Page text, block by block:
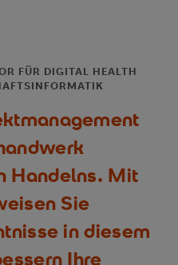
Handelns. Mit
Sie
in diesem
Ihre
FÜR DIGITAL HEALTH